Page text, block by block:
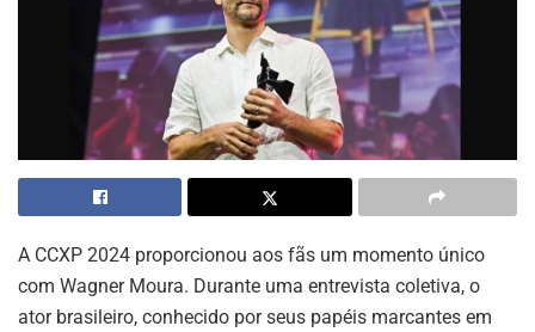
A CCXP 2024 proporcionou aos fãs um momento único
com Wagner Moura. Durante uma entrevista coletiva, o
ator brasileiro, conhecido por seus papéis marcantes em